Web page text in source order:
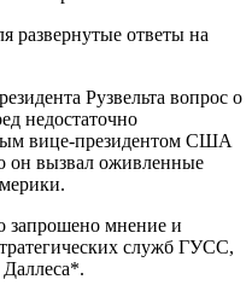
ответы на
Рузвельта вопрос о
недостаточно
вице-президентом США
он вызвал оживленные
мнение и
служб ГУСС,